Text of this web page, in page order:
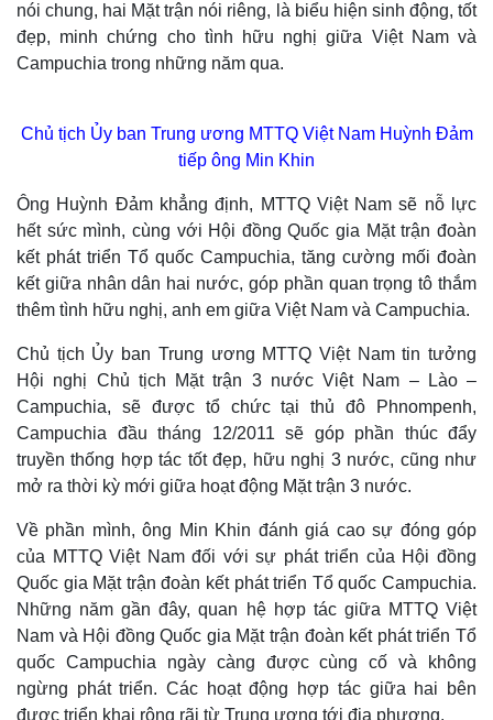
Thế giới
Cuộc sống đó đây
Hồ sơ
Multimedia
Ảnh
E-Magazine
Infographic
nói chung, hai Mặt trận nói riêng, là biểu hiện sinh động, tốt
đẹp, minh chứng cho tình hữu nghị giữa Việt Nam và
Campuchia trong những năm qua.
Chủ tịch Ủy ban Trung ương MTTQ Việt Nam Huỳnh Đảm
tiếp ông Min Khin
Ông Huỳnh Đảm khẳng định, MTTQ Việt Nam sẽ nỗ lực
hết sức mình, cùng với Hội đồng Quốc gia Mặt trận đoàn
kết phát triển Tổ quốc Campuchia, tăng cường mối đoàn
kết giữa nhân dân hai nước, góp phần quan trọng tô thắm
thêm tình hữu nghị, anh em giữa Việt Nam và Campuchia.
Chủ tịch Ủy ban Trung ương MTTQ Việt Nam tin tưởng
Hội nghị Chủ tịch Mặt trận 3 nước Việt Nam – Lào –
Campuchia, sẽ được tổ chức tại thủ đô Phnompenh,
Campuchia đầu tháng 12/2011 sẽ góp phần thúc đẩy
truyền thống hợp tác tốt đẹp, hữu nghị 3 nước, cũng như
mở ra thời kỳ mới giữa hoạt động Mặt trận 3 nước.
Về phần mình, ông Min Khin đánh giá cao sự đóng góp
của MTTQ Việt Nam đối với sự phát triển của Hội đồng
Quốc gia Mặt trận đoàn kết phát triển Tổ quốc Campuchia.
Những năm gần đây, quan hệ hợp tác giữa MTTQ Việt
Nam và Hội đồng Quốc gia Mặt trận đoàn kết phát triển Tổ
quốc Campuchia ngày càng được cùng cố và không
ngừng phát triển. Các hoạt động hợp tác giữa hai bên
được triển khai rộng rãi từ Trung ương tới địa phương.